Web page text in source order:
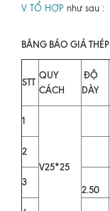
V TỔ HỢP như sau :
BẢNG BÁO GIÁ
STT
QUY
CÁCH
ĐỘ
DÀY
1
V25*25
2
3
2.50